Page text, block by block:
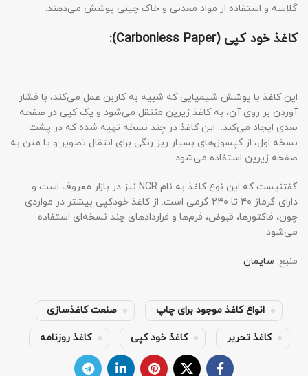
گلاسه و استفاده از مواد معدنی و خاک چینی پوشش می‌دهند.
کاغذ خود کپی(Carbonless Paper):
این کاغذ با پوشش شیمیایی که شبیه به کاربن عمل می‌کند، با فشار
آوردن بر روی آن، به کاغذ زیرین منتقل می‌شود و یک کپی در صفحه
بعدی ایجاد می‌کند. این کاغذ در چند نسخه تهیه شده که در پشت
نسخه اول، از کپسول‌های بسیار ریز رنگی برای انتقال تصویر و یا متن به
صفحه زیرین استفاده می‌شود.
گفتنیست که این نوع کاغذ به نام NCR نیز در بازار معروف است و
دارای گرماژ ۴۰ تا ۲۴۰ گرمی است. از کاغذ خودکپی بیشتر در مواردی
چون، فاکتورها، قبوض، فرم‌ها و قراردادهای چند نسخه‌ای استفاده
می‌شود.
منبع: سایمان
انواع کاغذ موجود برای چاپ صنعت کاغذسازی
کاغذ تحریر کاغذ خود کپی کاغذ روزنامه